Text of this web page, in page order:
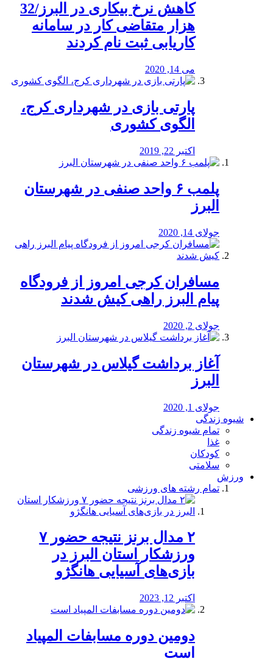
کاهش نرخ بیکاری در البرز/32
هزار متقاضی کار در سامانه
کاریابی ثبت نام کردند
می 14, 2020
پارتی بازی در شهرداری کرج،
الگوی کشوری
اکتبر 22, 2019
پلمب ۶ واحد صنفی در شهرستان
البرز
جولای 14, 2020
مسافران کرجی امروز از فرودگاه
پیام البرز راهی کیش شدند
جولای 2, 2020
آغاز برداشت گیلاس در شهرستان
البرز
جولای 1, 2020
شیوه زندگی
تمام شیوه زندگی
غذا
کودکان
سلامتی
ورزش
تمام رشته های ورزشی
۲ مدال برنز نتیجه حضور ۷
ورزشکار استان البرز در
بازی‌های آسیایی هانگژو
اکتبر 12, 2023
دومین دوره مسابفات المپیاد
است